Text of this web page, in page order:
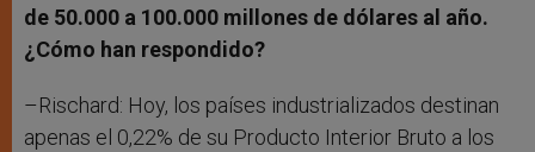
de 50.000 a 100.000 millones de dólares al año.
¿Cómo han respondido?
–Rischard: Hoy, los países industrializados destinan
apenas el 0,22% de su Producto Interior Bruto a los